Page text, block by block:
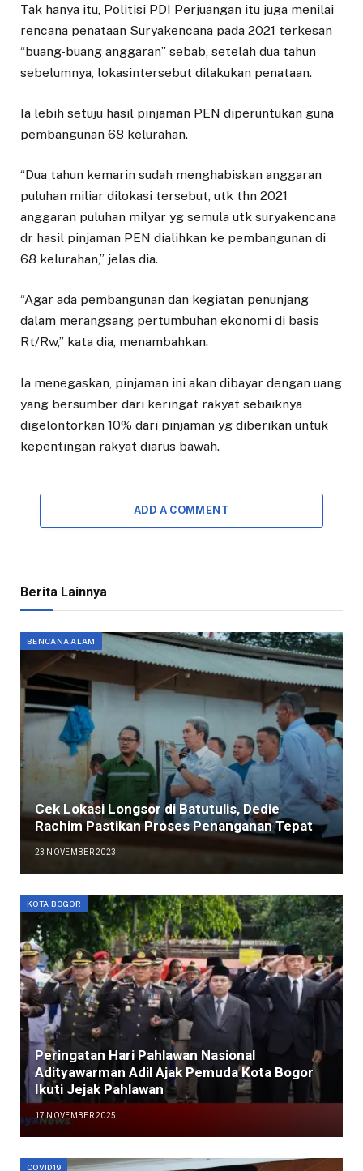
Tak hanya itu, Politisi PDI Perjuangan itu juga menilai
rencana penataan Suryakencana pada 2021 terkesan
“buang-buang anggaran” sebab, setelah dua tahun
sebelumnya, lokasintersebut dilakukan penataan.
Ia lebih setuju hasil pinjaman PEN diperuntukan guna
pembangunan 68 kelurahan.
“Dua tahun kemarin sudah menghabiskan anggaran
puluhan miliar dilokasi tersebut, utk thn 2021
anggaran puluhan milyar yg semula utk suryakencana
dr hasil pinjaman PEN dialihkan ke pembangunan di
68 kelurahan,” jelas dia.
“Agar ada pembangunan dan kegiatan penunjang
dalam merangsang pertumbuhan ekonomi di basis
Rt/Rw,” kata dia, menambahkan.
Ia menegaskan, pinjaman ini akan dibayar dengan uang
yang bersumber dari keringat rakyat sebaiknya
digelontorkan 10% dari pinjaman yg diberikan untuk
kepentingan rakyat diarus bawah.
ADD A COMMENT
Berita Lainnya
BENCANA ALAM
Cek Lokasi Longsor di Batutulis, Dedie
Rachim Pastikan Proses Penanganan Tepat
23 NOVEMBER 2023
KOTA BOGOR
Peringatan Hari Pahlawan Nasional
Adityawarman Adil Ajak Pemuda Kota Bogor
Ikuti Jejak Pahlawan
17 NOVEMBER 2025
COVID19